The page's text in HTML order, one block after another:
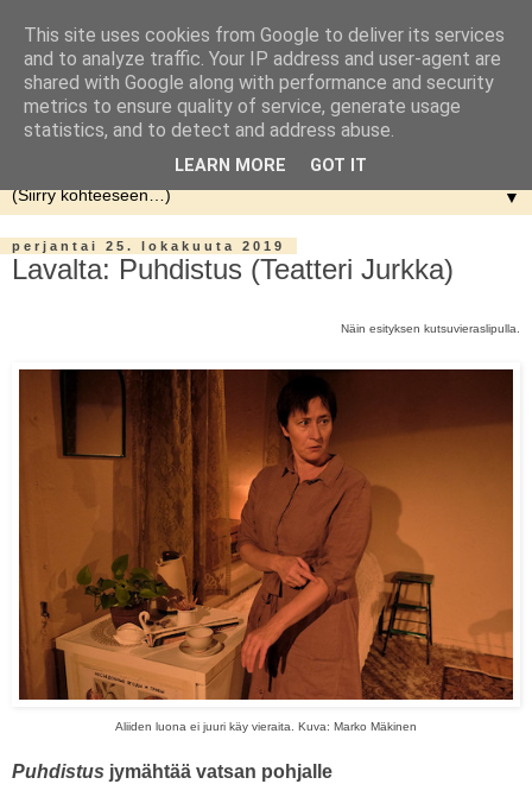
▼
perjantai 25. lokakuuta 2019
Lavalta: Puhdistus (Teatteri Jurkka)
Näin esityksen kutsuvieraslipulla.
Aliiden luona ei juuri käy vieraita. Kuva: Marko Mäkinen
Puhdistus jymähtää vatsan pohjalle
This site uses cookies from Google to deliver its services
and to analyze traffic. Your IP address and user-agent are
shared with Google along with performance and security
metrics to ensure quality of service, generate usage
statistics, and to detect and address abuse.
LEARN MORE GOT IT